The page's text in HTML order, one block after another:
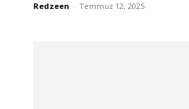
Redzeen - Temmuz 12, 2025